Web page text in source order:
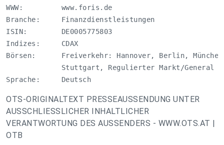
WWW:         www.foris.de
Branche:     Finanzdienstleistungen
ISIN:        DE0005775803
Indizes:     CDAX
Börsen:      Freiverkehr: Hannover, Berlin,
Stuttgart, Regulierter Markt/General
Sprache:     Deutsch
OTS-ORIGINALTEXT PRESSEAUSSENDUNG UNTER
AUSSCHLIESSLICHER INHALTLICHER
VERANTWORTUNG DES AUSSENDERS - WWW.OTS.AT |
OTB